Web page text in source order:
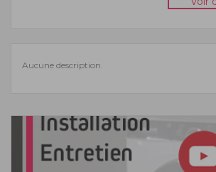
Aucune description.